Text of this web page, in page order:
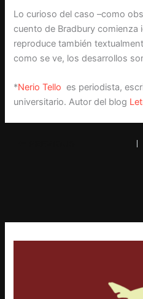
Lo curioso del caso –como
cuento de Bradbury comienza
reproduce también
como se ve, los desarrollos
*Nerio Tello es periodista,
universitario. Autor del blog